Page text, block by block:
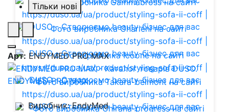
Тільки нові
Арт: ENDYMED PRO MAX
ENDYMED PRO MAX
Виробник: EndyMed